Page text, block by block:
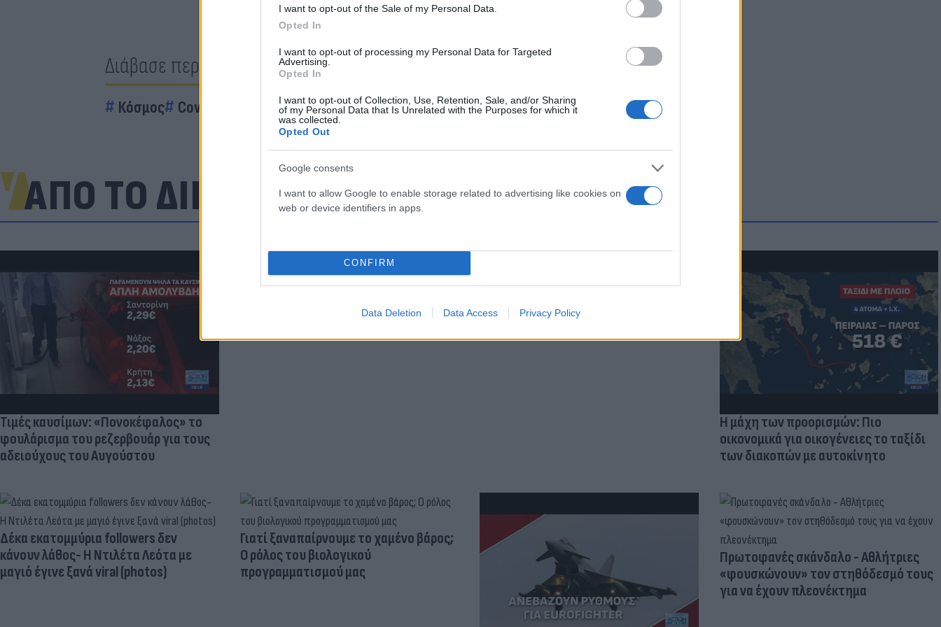
I want to opt-out of the Sale of my Personal Data.
Opted In
I want to opt-out of processing my Personal Data for Targeted
Advertising.
Opted In
I want to opt-out of Collection, Use, Retention, Sale, and/or Sharing
of my Personal Data that Is Unrelated with the Purposes for which it
was collected.
Opted Out
Google consents
I want to allow Google to enable storage related to advertising like cookies on
web or device identifiers in apps.
CONFIRM
Data Deletion Data Access Privacy Policy
Διάβασε περισσότερα
Κόσμος Covid 19 - Κορονοϊός Καρδιά Νοσηλεία Πνεύμονες
ΑΠΟ ΤΟ ΔΙΚΤΥΟ
Τιμές καυσίμων: «Πονοκέφαλος» το
φουλάρισμα του ρεζερβουάρ για τους
αδειούχους του Αυγούστου
«τέλειο» δέρμα αποτελεί πρόβλημα
Η μάχη των προορισμών: Πιο
οικονομικά για οικογένειες το ταξίδι
των διακοπών με αυτοκίνητο
Δέκα εκατομμύρια followers δεν
κάνουν λάθος- Η Ντιλέτα Λεότα με
μαγιό έγινε ξανά viral (photos)
Γιατί ξαναπαίρνουμε το χαμένο βάρος;
Ο ρόλος του βιολογικού
προγραμματισμού μας
Πρωτοφανές σκάνδαλο - Aθλήτριες
«φουσκώνουν» τον στηθόδεσμό τους
για να έχουν πλεονέκτημα